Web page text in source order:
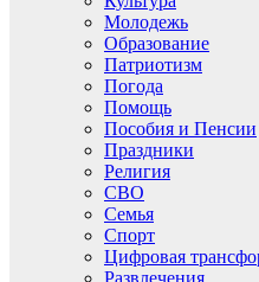
Молодежь
Образование
Патриотизм
Погода
Помощь
Пособия и Пенсии
Праздники
Религия
СВО
Семья
Спорт
Цифровая
Развлечения